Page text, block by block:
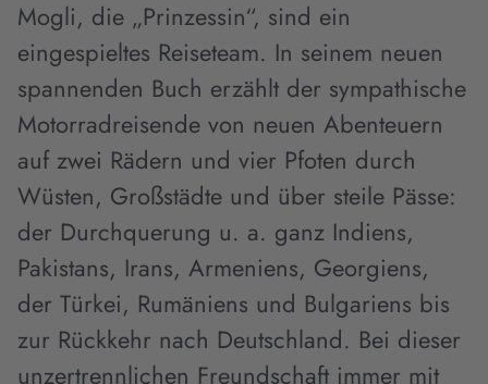
Mogli, die „Prinzessin“, sind ein
eingespieltes Reiseteam. In seinem neuen
spannenden Buch erzählt der sympathische
Motorradreisende von neuen Abenteuern
auf zwei Rädern und vier Pfoten durch
Wüsten, Großstädte und über steile Pässe:
der Durchquerung u. a. ganz Indiens,
Pakistans, Irans, Armeniens, Georgiens,
der Türkei, Rumäniens und Bulgariens bis
zur Rückkehr nach Deutschland. Bei dieser
unzertrennlichen Freundschaft immer mit